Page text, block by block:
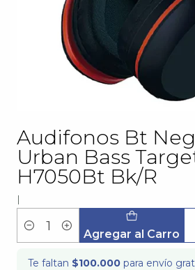
Audifonos Bt
Urban Bass
H7050Bt Bk/R
|
Cantidad Agregar al Carro
Te faltan $100.000 para envío